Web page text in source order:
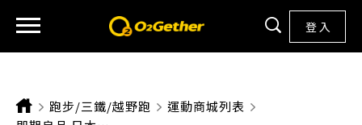
登 入
跑步/三鐵/越野跑
運動商城列表